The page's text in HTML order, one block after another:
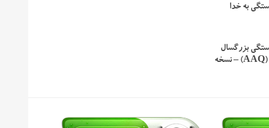
به خدا
بزرگسال
هازان و شیور (AAQ) – نسخه